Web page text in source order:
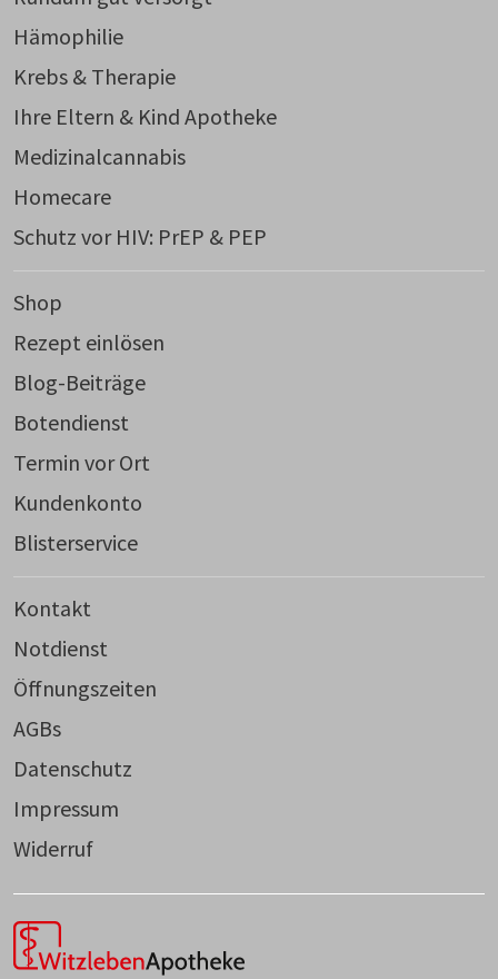
Hämophilie
Krebs & Therapie
Ihre Eltern & Kind Apotheke
Medizinalcannabis
Homecare
Schutz vor HIV: PrEP & PEP
Shop
Rezept einlösen
Blog-Beiträge
Botendienst
Termin vor Ort
Kundenkonto
Blisterservice
Kontakt
Notdienst
Öffnungszeiten
AGBs
Datenschutz
Impressum
Widerruf